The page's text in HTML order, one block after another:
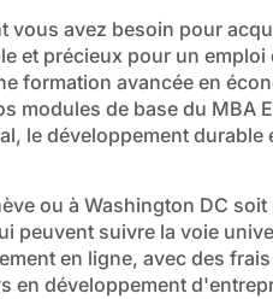
vous avez besoin pour
et précieux pour un
formation avancée en
modules de base du MBA
le développement
ou à Washington DC
peuvent suivre la voie
en ligne, avec des
en développement